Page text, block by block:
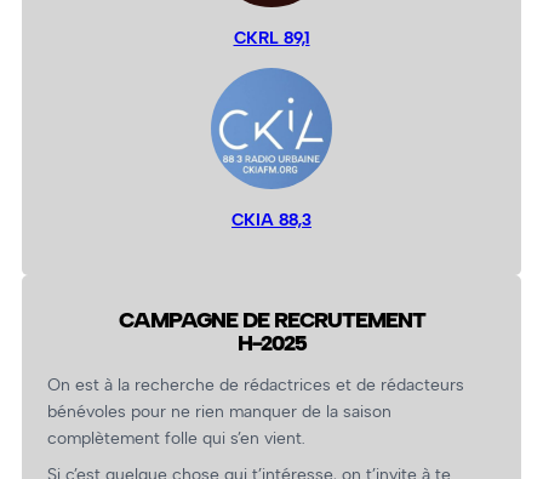
CKRL 89,1
CKIA 88,3
CAMPAGNE DE RECRUTEMENT
H-2025
On est à la recherche de rédactrices et de rédacteurs
bénévoles pour ne rien manquer de la saison
complètement folle qui s’en vient.
Si c’est quelque chose qui t’intéresse, on t’invite à te